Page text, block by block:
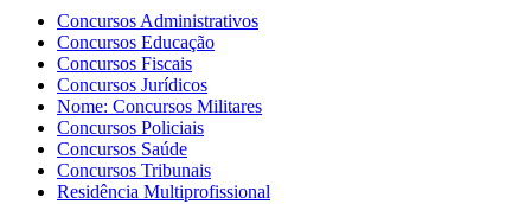
Concursos Administrativos
Concursos Educação
Concursos Fiscais
Concursos Jurídicos
Nome: Concursos Militares
Concursos Policiais
Concursos Saúde
Concursos Tribunais
Residência Multiprofissional